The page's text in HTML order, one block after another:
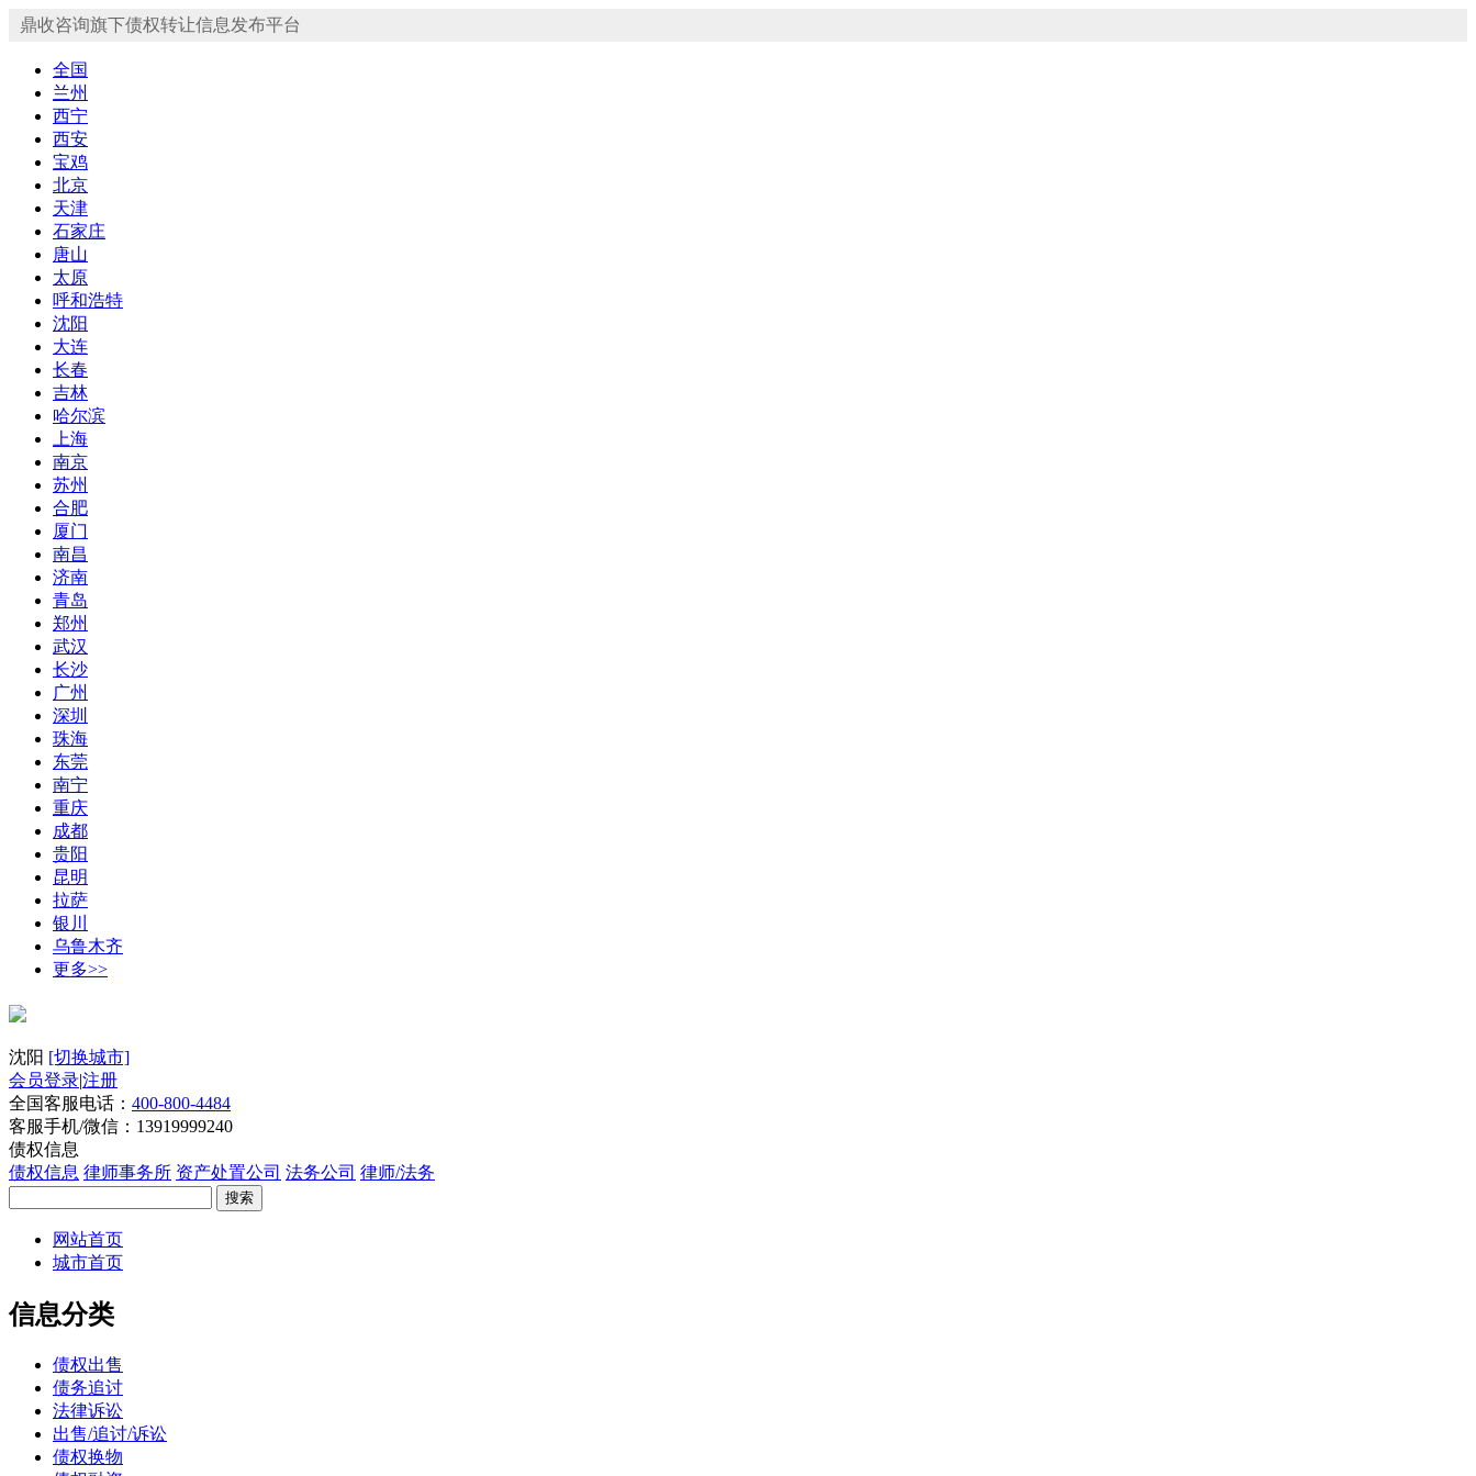
鼎收咨询旗下债权转让信息发布平台
全国
兰州
西宁
西安
宝鸡
北京
天津
石家庄
唐山
太原
呼和浩特
沈阳
大连
长春
吉林
哈尔滨
上海
南京
苏州
合肥
厦门
南昌
济南
青岛
郑州
武汉
长沙
广州
深圳
珠海
东莞
南宁
重庆
成都
贵阳
昆明
拉萨
银川
乌鲁木齐
更多>>
沈阳 [切换城市]
会员登录|注册
全国客服电话： 400-800-4484
客服手机/微信：13919999240
债权信息
债权信息 律师事务所 资产处置公司 法务公司 律师/法务
搜索
网站首页
城市首页
信息分类
债权出售
债务追讨
法律诉讼
出售/追讨/诉讼
债权换物